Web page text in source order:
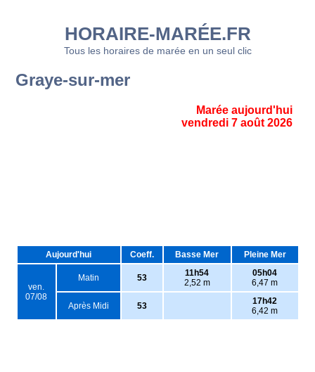
HORAIRE-MARÉE.FR
Tous les horaires de marée en un seul clic
Graye-sur-mer
Marée aujourd'hui
vendredi 7 août 2026
Aujourd'hui Coeff. Basse Mer Pleine Mer
ven.
07/08
Matin 53
11h54
2,52 m
05h04
6,47 m
Après Midi 53
17h42
6,42 m